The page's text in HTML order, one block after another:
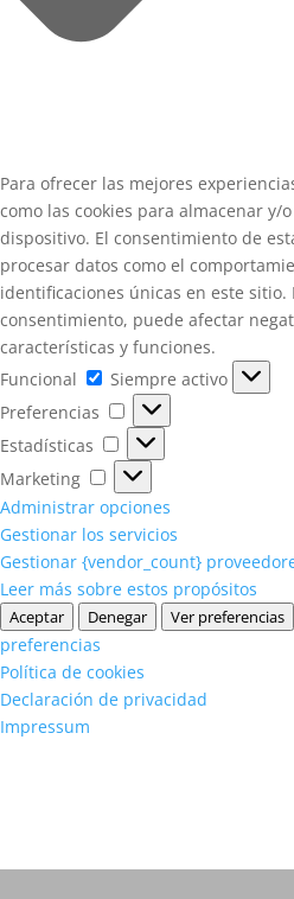
Para ofrecer las mejores
como las cookies para almacenar y/
dispositivo. El consentimiento de
procesar datos como el
identificaciones únicas en este
consentimiento, puede afectar
características y funciones.
Funcional
Funcional
Siempre activo
Preferencias
Preferencias
Estadísticas
Estadísticas
Marketing
Marketing
Administrar opciones
Gestionar los servicios
Gestionar {vendor_count}
Leer más sobre estos propósitos
Aceptar Denegar Ver preferencias
preferencias
Política de cookies
Declaración de privacidad
Impressum